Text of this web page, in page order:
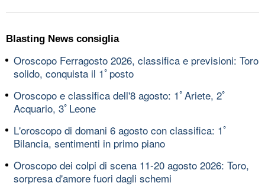
Blasting News consiglia
Oroscopo Ferragosto 2026, classifica e previsioni: Toro
solido, conquista il 1ﾟposto
Oroscopo e classifica dell'8 agosto: 1ﾟAriete, 2ﾟ
Acquario, 3ﾟLeone
L'oroscopo di domani 6 agosto con classifica: 1ﾟ
Bilancia, sentimenti in primo piano
Oroscopo dei colpi di scena 11-20 agosto 2026: Toro,
sorpresa d'amore fuori dagli schemi